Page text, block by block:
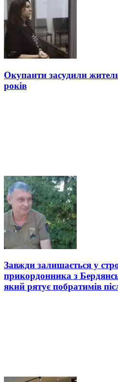
Окупанти засудили
років
Завжди залишається у
прикордонника з
який рятує побратимів